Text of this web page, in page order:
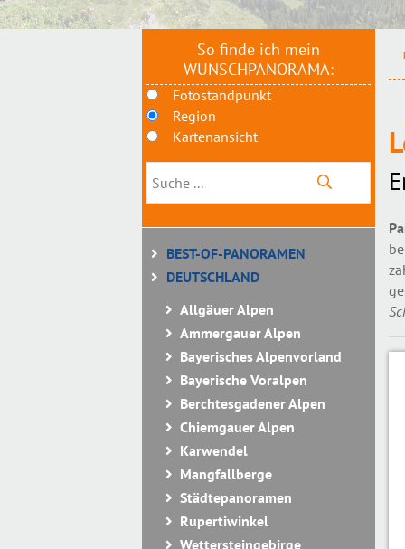
So finde ich mein
WUNSCHPANORAMA:
Fotostandpunkt
Region
Kartenansicht
BEST-OF-PANORAMEN
DEUTSCHLAND
Allgäuer Alpen
Ammergauer Alpen
Bayerisches Alpenvorland
Bayerische Voralpen
Berchtesgadener Alpen
Chiemgauer Alpen
Karwendel
Mangfallberge
Städtepanoramen
Rupertiwinkel
Wettersteingebirge